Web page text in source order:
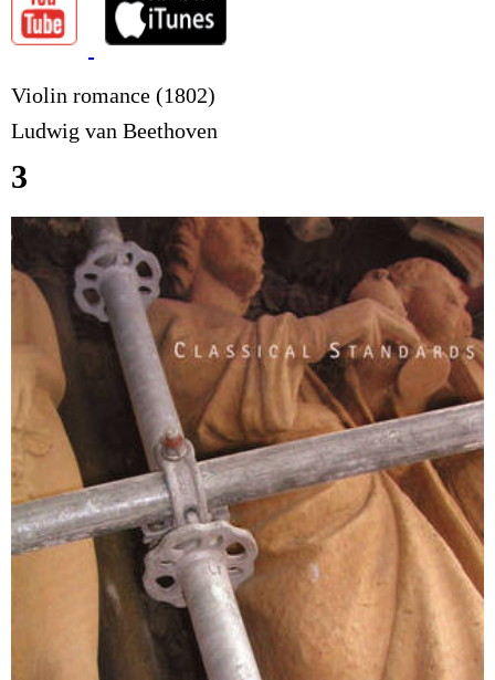
Violin romance (1802)
Ludwig van Beethoven
3